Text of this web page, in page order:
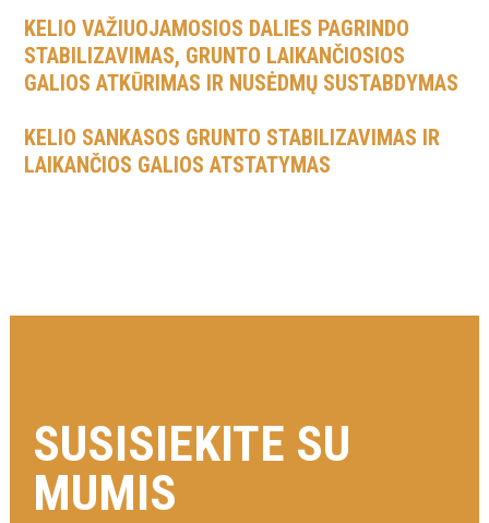
KELIO VAŽIUOJAMOSIOS DALIES PAGRINDO
STABILIZAVIMAS, GRUNTO LAIKANČIOSIOS
GALIOS ATKŪRIMAS IR NUSĖDMŲ SUSTABDYMAS
KELIO SANKASOS GRUNTO STABILIZAVIMAS IR
LAIKANČIOS GALIOS ATSTATYMAS
SUSISIEKITE SU
MUMIS